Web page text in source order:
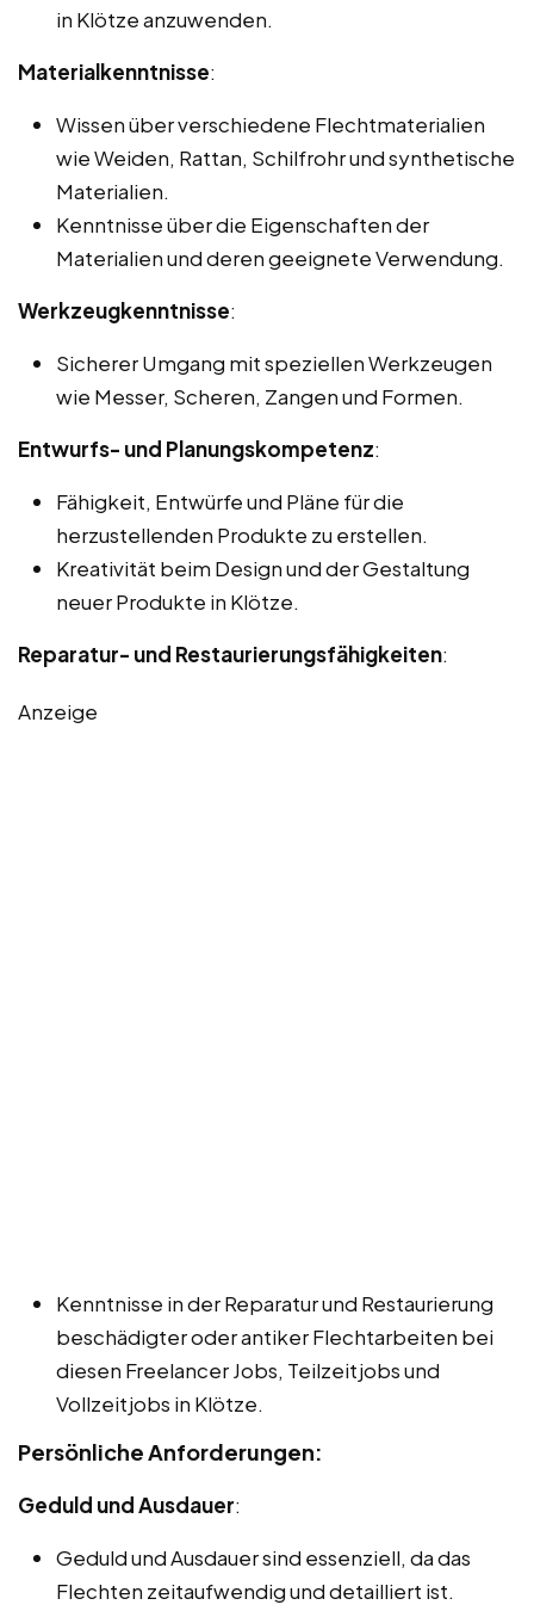
in Klötze anzuwenden.
Materialkenntnisse:
Wissen über verschiedene Flechtmaterialien
wie Weiden, Rattan, Schilfrohr und synthetische
Materialien.
Kenntnisse über die Eigenschaften der
Materialien und deren geeignete Verwendung.
Werkzeugkenntnisse:
Sicherer Umgang mit speziellen Werkzeugen
wie Messer, Scheren, Zangen und Formen.
Entwurfs- und Planungskompetenz:
Fähigkeit, Entwürfe und Pläne für die
herzustellenden Produkte zu erstellen.
Kreativität beim Design und der Gestaltung
neuer Produkte in Klötze.
Reparatur- und Restaurierungsfähigkeiten:
Anzeige
Kenntnisse in der Reparatur und Restaurierung
beschädigter oder antiker Flechtarbeiten bei
diesen Freelancer Jobs, Teilzeitjobs und
Vollzeitjobs in Klötze.
Persönliche Anforderungen:
Geduld und Ausdauer:
Geduld und Ausdauer sind essenziell, da das
Flechten zeitaufwendig und detailliert ist.